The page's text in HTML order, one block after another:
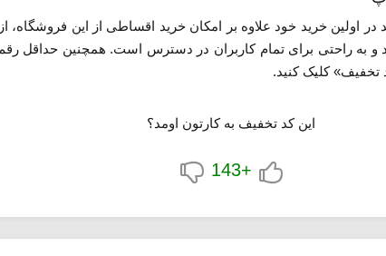
اولین خرید خود علاوه بر امکان خرید اقساطی از این فروشگاه، از
تخفیف» کلیک کنید.
این کد تخفیف به کارتون اومد؟
+143